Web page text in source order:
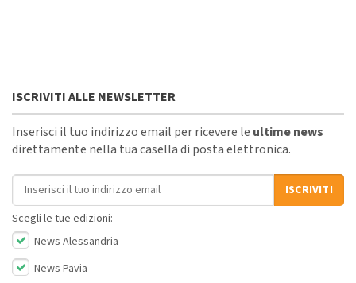
ISCRIVITI ALLE NEWSLETTER
Inserisci il tuo indirizzo email per ricevere le ultime news
direttamente nella tua casella di posta elettronica.
Indirizzo email
ISCRIVITI
Scegli le tue edizioni:
News Alessandria
News Pavia